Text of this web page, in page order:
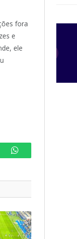
fora
e
ele
WhatsApp